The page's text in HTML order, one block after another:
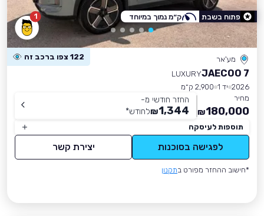
1
מע'אר 122 צפו ברכב זה
JAECOO 7
LUXURY
2026 יד 1
2,900 ק״מ
מחיר
180,000
₪
החזר חודשי מ-
1,344
₪לחודש*
תוספות לעיסקה
לפגישה בסוכנות יצירת קשר
*חישוב ההחזר מפורט בתקנון
פתוח בשבת ק״מ נמוך במיוחד